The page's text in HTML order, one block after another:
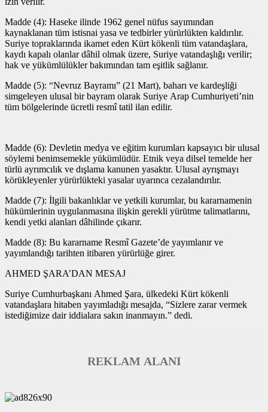
Madde (4): Haseke ilinde 1962 genel nüfus sayımından
kaynaklanan tüm istisnai yasa ve tedbirler yürürlükten kaldırılır.
Suriye topraklarında ikamet eden Kürt kökenli tüm vatandaşlara,
kaydı kapalı olanlar dâhil olmak üzere, Suriye vatandaşlığı verilir;
hak ve yükümlülükler bakımından tam eşitlik sağlanır.
Madde (5): “Nevruz Bayramı” (21 Mart), baharı ve kardeşliği
simgeleyen ulusal bir bayram olarak Suriye Arap Cumhuriyeti’nin
tüm bölgelerinde ücretli resmî tatil ilan edilir.
Madde (6): Devletin medya ve eğitim kurumları kapsayıcı bir ulusal
söylemi benimsemekle yükümlüdür. Etnik veya dilsel temelde her
türlü ayrımcılık ve dışlama kanunen yasaktır. Ulusal ayrışmayı
körükleyenler yürürlükteki yasalar uyarınca cezalandırılır.
Madde (7): İlgili bakanlıklar ve yetkili kurumlar, bu kararnamenin
hükümlerinin uygulanmasına ilişkin gerekli yürütme talimatlarını,
kendi yetki alanları dâhilinde çıkarır.
Madde (8): Bu kararname Resmî Gazete’de yayımlanır ve
yayımlandığı tarihten itibaren yürürlüğe girer.
AHMED ŞARA’DAN MESAJ
Suriye Cumhurbaşkanı Ahmed Şara, ülkedeki Kürt kökenli
vatandaşlara hitaben yayımladığı mesajda, “Sizlere zarar vermek
istediğimize dair iddialara sakın inanmayın.” dedi.
REKLAM ALANI